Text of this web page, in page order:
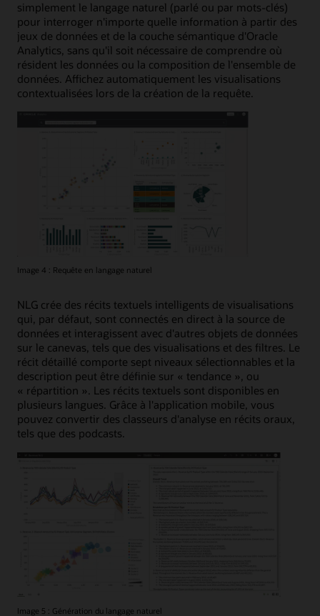
simplement le langage naturel (parlé ou par mots-clés)
pour interroger n'importe quelle information à partir des
jeux de données et de la couche sémantique d'Oracle
Analytics, sans qu'il soit nécessaire de comprendre où
résident les données ou la composition de l'ensemble de
données. Affichez automatiquement les visualisations
contextualisées lors de la création de la requête.
Image 4 : Requête en langage naturel
NLG crée des récits textuels intelligents de visualisations
qui, par défaut, sont connectés en direct à la source de
données et interagissent avec d'autres objets de données
sur le canevas, tels que des visualisations et des filtres. Le
récit détaillé comporte sept niveaux sélectionnables et la
description peut être définie sur « tendance », ou
« répartition ». Les récits textuels sont disponibles en
plusieurs langues. Grâce à l'application mobile, vous
pouvez convertir des classeurs d'analyse en récits oraux,
tels que des podcasts.
Image 5 : Génération du langage naturel